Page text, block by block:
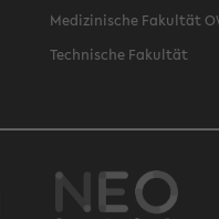
Medizinische Fakultät
Technische Fakultät